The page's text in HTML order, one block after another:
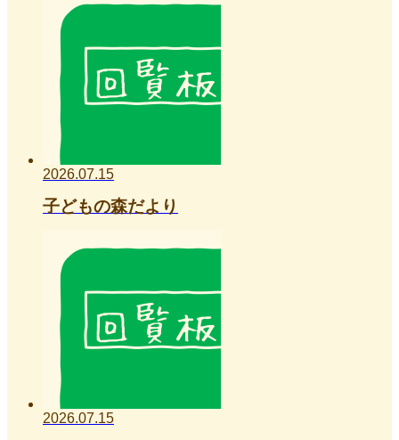
2026.07.15
子どもの森だより
2026.07.15